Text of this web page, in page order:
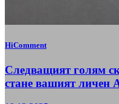
HiComment
Следващият голям
стане вашият личен